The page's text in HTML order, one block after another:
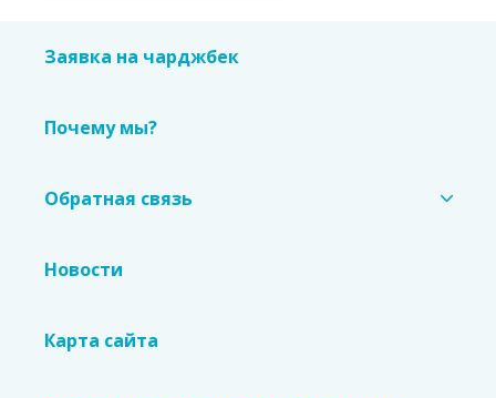
Заявка на чарджбек
Почему мы?
Обратная связь
Новости
Карта сайта